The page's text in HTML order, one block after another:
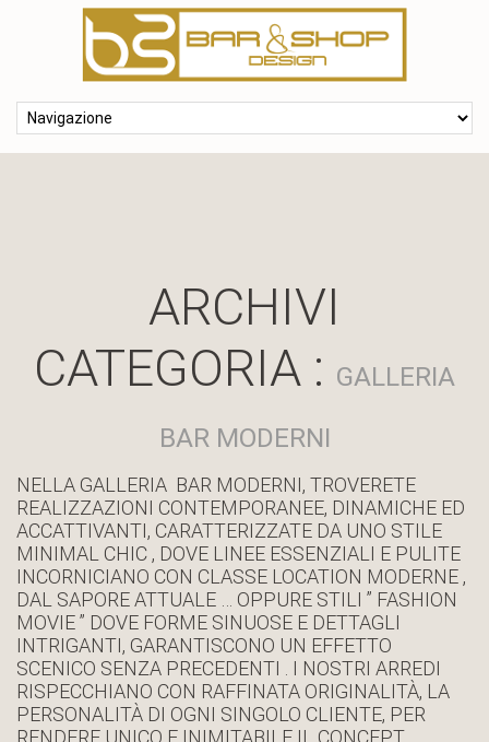
ARCHIVI
CATEGORIA : GALLERIA
BAR MODERNI
NELLA GALLERIA BAR MODERNI, TROVERETE
REALIZZAZIONI CONTEMPORANEE, DINAMICHE ED
ACCATTIVANTI, CARATTERIZZATE DA UNO STILE
MINIMAL CHIC , DOVE LINEE ESSENZIALI E PULITE
INCORNICIANO CON CLASSE LOCATION MODERNE ,
DAL SAPORE ATTUALE … OPPURE STILI ” FASHION
MOVIE ” DOVE FORME SINUOSE E DETTAGLI
INTRIGANTI, GARANTISCONO UN EFFETTO
SCENICO SENZA PRECEDENTI . I NOSTRI ARREDI
RISPECCHIANO CON RAFFINATA ORIGINALITÀ, LA
PERSONALITÀ DI OGNI SINGOLO CLIENTE, PER
RENDERE UNICO E INIMITABILE IL CONCEPT